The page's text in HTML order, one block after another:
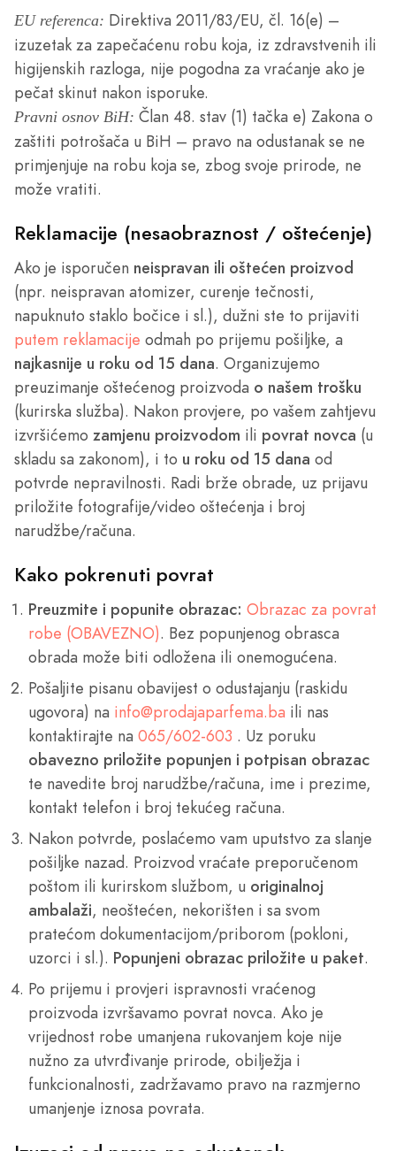
EU referenca: Direktiva 2011/83/EU, čl. 16(e) –
izuzetak za zapečaćenu robu koja, iz zdravstvenih ili
higijenskih razloga, nije pogodna za vraćanje ako je
pečat skinut nakon isporuke.
Pravni osnov BiH: Član 48. stav (1) tačka e) Zakona o
zaštiti potrošača u BiH – pravo na odustanak se ne
primjenjuje na robu koja se, zbog svoje prirode, ne
može vratiti.
Reklamacije (nesaobraznost / oštećenje)
Ako je isporučen neispravan ili oštećen proizvod
(npr. neispravan atomizer, curenje tečnosti,
napuknuto staklo bočice i sl.), dužni ste to prijaviti
putem reklamacije odmah po prijemu pošiljke, a
najkasnije u roku od 15 dana. Organizujemo
preuzimanje oštećenog proizvoda o našem trošku
(kurirska služba). Nakon provjere, po vašem zahtjevu
izvršićemo zamjenu proizvodom ili povrat novca (u
skladu sa zakonom), i to u roku od 15 dana od
potvrde nepravilnosti. Radi brže obrade, uz prijavu
priložite fotografije/video oštećenja i broj
narudžbe/računa.
Kako pokrenuti povrat
Preuzmite i popunite obrazac: Obrazac za povrat
robe (OBAVEZNO). Bez popunjenog obrasca
obrada može biti odložena ili onemogućena.
Pošaljite pisanu obavijest o odustajanju (raskidu
ugovora) na info@prodajaparfema.ba ili nas
kontaktirajte na 065/602-603 . Uz poruku
obavezno priložite popunjen i potpisan obrazac
te navedite broj narudžbe/računa, ime i prezime,
kontakt telefon i broj tekućeg računa.
Nakon potvrde, poslaćemo vam uputstvo za slanje
pošiljke nazad. Proizvod vraćate preporučenom
poštom ili kurirskom službom, u originalnoj
ambalaži, neoštećen, nekorišten i sa svom
pratećom dokumentacijom/priborom (pokloni,
uzorci i sl.). Popunjeni obrazac priložite u paket.
Po prijemu i provjeri ispravnosti vraćenog
proizvoda izvršavamo povrat novca. Ako je
vrijednost robe umanjena rukovanjem koje nije
nužno za utvrđivanje prirode, obilježja i
funkcionalnosti, zadržavamo pravo na razmjerno
umanjenje iznosa povrata.